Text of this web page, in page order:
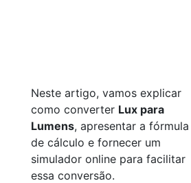
Neste artigo, vamos explicar
como converter Lux para
Lumens, apresentar a fórmula
de cálculo e fornecer um
simulador online para facilitar
essa conversão.